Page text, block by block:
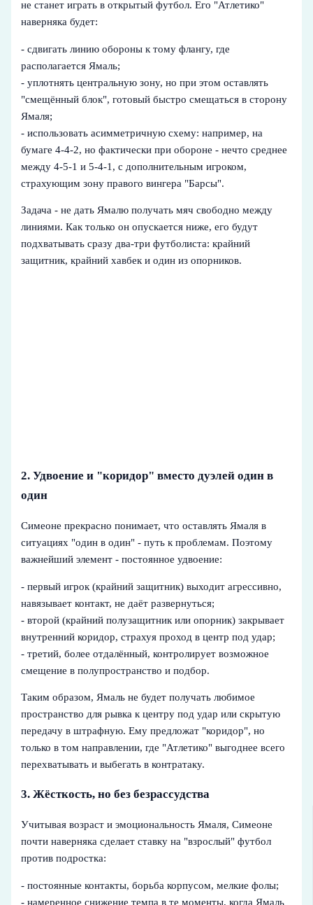
не станет играть в открытый футбол. Его "Атлетико"
наверняка будет:
- сдвигать линию обороны к тому флангу, где
располагается Ямаль;
- уплотнять центральную зону, но при этом оставлять
"смещённый блок", готовый быстро смещаться в сторону
Ямаля;
- использовать асимметричную схему: например, на
бумаге 4-4-2, но фактически при обороне - нечто среднее
между 4-5-1 и 5-4-1, с дополнительным игроком,
страхующим зону правого вингера "Барсы".
Задача - не дать Ямалю получать мяч свободно между
линиями. Как только он опускается ниже, его будут
подхватывать сразу два-три футболиста: крайний
защитник, крайний хавбек и один из опорников.
2. Удвоение и "коридор" вместо дуэлей один в
один
Симеоне прекрасно понимает, что оставлять Ямаля в
ситуациях "один в один" - путь к проблемам. Поэтому
важнейший элемент - постоянное удвоение:
- первый игрок (крайний защитник) выходит агрессивно,
навязывает контакт, не даёт развернуться;
- второй (крайний полузащитник или опорник) закрывает
внутренний коридор, страхуя проход в центр под удар;
- третий, более отдалённый, контролирует возможное
смещение в полупространство и подбор.
Таким образом, Ямаль не будет получать любимое
пространство для рывка к центру под удар или скрытую
передачу в штрафную. Ему предложат "коридор", но
только в том направлении, где "Атлетико" выгоднее всего
перехватывать и выбегать в контратаку.
3. Жёсткость, но без безрассудства
Учитывая возраст и эмоциональность Ямаля, Симеоне
почти наверняка сделает ставку на "взрослый" футбол
против подростка:
- постоянные контакты, борьба корпусом, мелкие фолы;
- намеренное снижение темпа в те моменты, когда Ямаль